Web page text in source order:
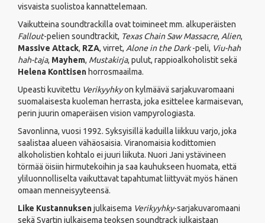
visvaista suolistoa kannattelemaan.
Vaikutteina soundtrackilla ovat toimineet mm. alkuperäisten
Fallout-pelien soundtrackit, Texas Chain Saw Massacre, Alien,
Massive Attack, RZA, virret, Alone in the Dark-peli, Viu-hah
hah-taja, Mayhem, Mustakirja, pulut, rappioalkoholistit sekä
Helena Konttisen horrosmaailma.
Upeasti kuvitettu Verikyyhkyon kylmäävä sarjakuvaromaani
suomalaisesta kuoleman herrasta, joka esittelee karmaisevan,
perin juurin omaperäisen vision vampyrologiasta.
Savonlinna, vuosi 1992. Syksyisillä kaduilla liikkuu varjo, joka
saalistaa alueen vähäosaisia. Viranomaisia kodittomien
alkoholistien kohtalo ei juuri liikuta. Nuori Jani ystävineen
törmää öisiin hirmutekoihin ja saa kauhukseen huomata, että
yliluonnolliselta vaikuttavat tapahtumat liittyvät myös hänen
omaan menneisyyteensä.
Like Kustannuksenjulkaisema Verikyyhky-sarjakuvaromaani
sekä Svartin julkaisema teoksen soundtrack julkaistaan